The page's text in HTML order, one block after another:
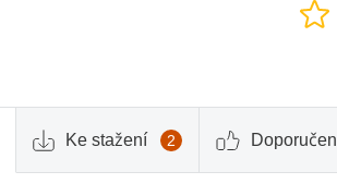
Ke stažení 2